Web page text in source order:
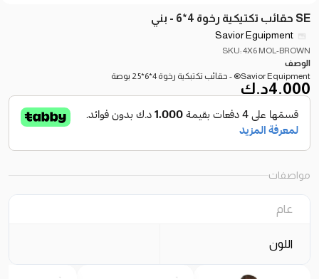
SE حقائب تكتيكية رخوة 4*6 - بني
Savior Eguipment
SKU: 4X6 MOL-BROWN
الوصف
Savior Equipment® - حقائب تكتبكية رخوة 4*6*2.5 بوصة
4.000د.ك
مواصفات
عام
اللون